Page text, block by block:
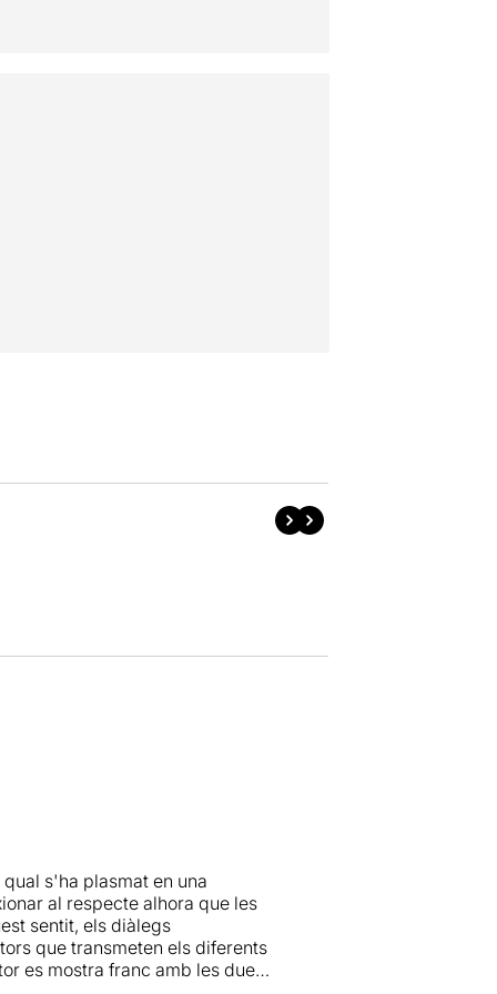
s'ha plasmat en una
al respecte alhora que les
sentit, els diàlegs
que transmeten els diferents
es mostra franc amb les dues